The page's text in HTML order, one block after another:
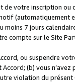
de votre inscription
(automatiquement
moins 7 jours
compte sur le Site
ou suspendre
(b) vous
violation du